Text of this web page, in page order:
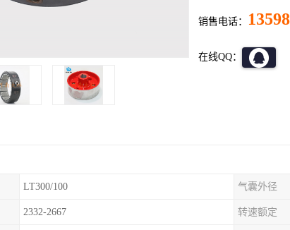
销售电话：
在线QQ：
LT300/100 气囊外径
2332-2667 转速额定